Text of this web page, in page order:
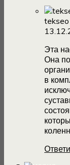
tekseo
Эта
Она
в